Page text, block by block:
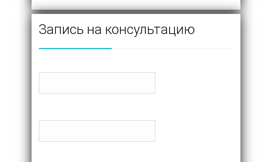
Запись на консультацию